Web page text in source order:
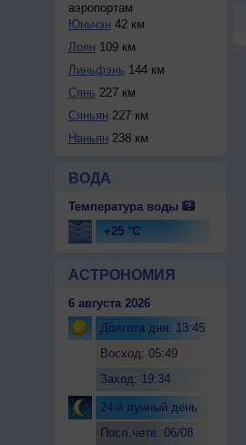
аэропортам
Юньчэн 42 км
Лоян 109 км
Линьфэнь 144 км
Сянь 227 км
Сяньян 227 км
Наньян 238 км
ВОДА
Температура воды
+25 °C
АСТРОНОМИЯ
6 августа 2026
Долгота дня: 13:45
Восход: 05:49
Заход: 19:34
24-й лунный день
Посл.четв. 06/08